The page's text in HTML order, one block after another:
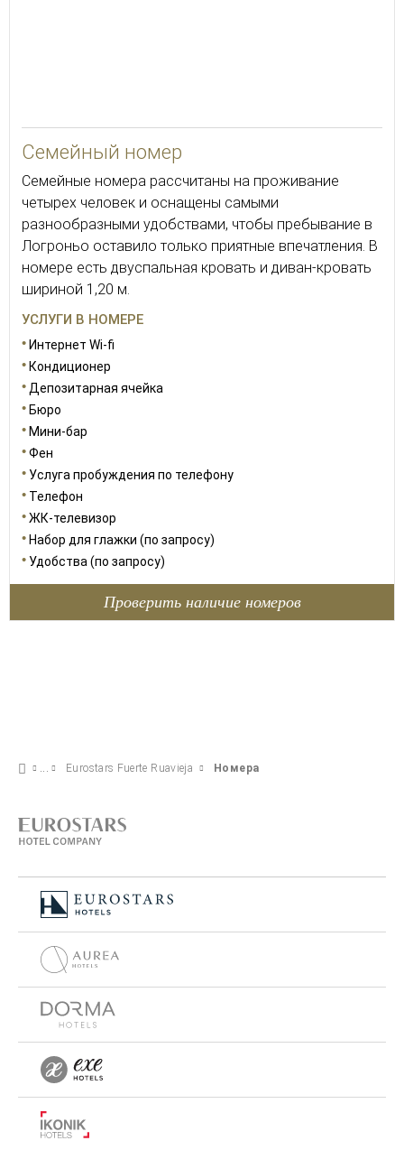
Семейный номер
Семейные номера рассчитаны на проживание
четырех человек и оснащены самыми
разнообразными удобствами, чтобы пребывание в
Логроньо оставило только приятные впечатления. В
номере есть двуспальная кровать и диван-кровать
шириной 1,20 м.
УСЛУГИ В НОМЕРЕ
Интернет Wi-fi
Кондиционер
Депозитарная ячейка
Бюро
Мини-бар
Фен
Услуга пробуждения по телефону
Телефон
ЖК-телевизор
Набор для глажки (по запросу)
Удобства (по запросу)
Проверить наличие номеров
Eurostars Fuerte Ruavieja Номера